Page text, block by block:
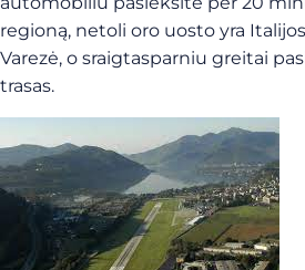
regioną, netoli oro uosto yra
Varezė, o sraigtasparniu greitai
trasas.